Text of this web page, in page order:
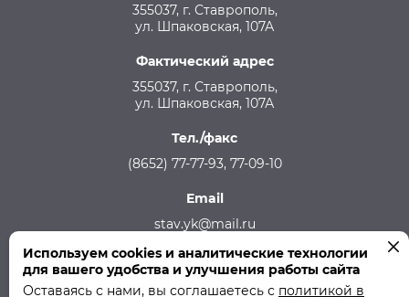
355037, г. Ставрополь,
ул. Шпаковская, 107А
Фактический адрес
355037, г. Ставрополь,
ул. Шпаковская, 107А
Тел./факс
(8652) 77-77-93, 77-09-10
Email
stav.yk@mail.ru
Телефон аварийной службы
215-957, 8-928-301-92-08 (круглосуточно)
Используем cookies и аналитические технологии
для вашего удобства и улучшения работы сайта
Оставаясь с нами, вы соглашаетесь с политикой в